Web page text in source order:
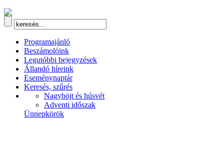
Programajánló
Beszámolóink
Legutóbbi bejegyzések
Állandó híreink
Eseménynaptár
Keresés, szűrés
Nagyböjt és húsvét
Adventi időszak
Ünnepkörök